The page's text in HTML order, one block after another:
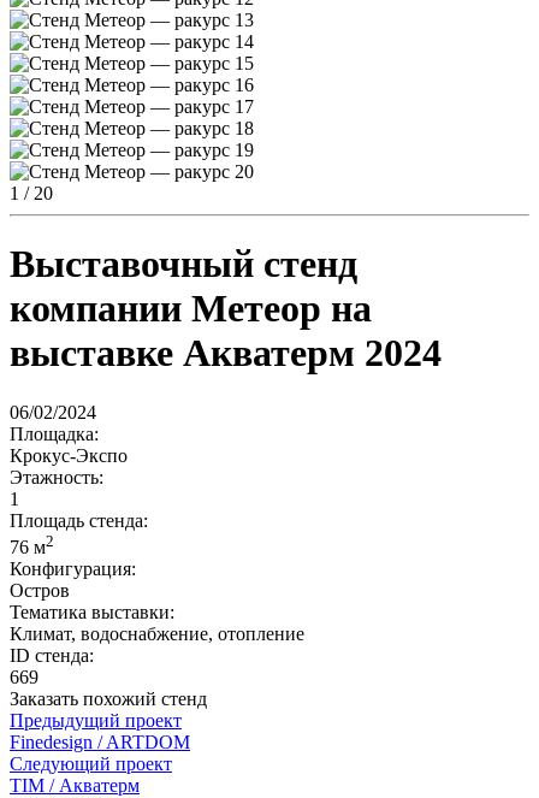
1 / 20
Выставочный стенд
компании Метеор на
выставке Акватерм 2024
06/02/2024
Площадка:
Крокус-Экспо
Этажность:
1
Площадь стенда:
76 м2
Конфигурация:
Остров
Тематика выставки:
Климат, водоснабжение, отопление
ID стенда:
669
Заказать похожий стенд
Предыдущий проект
Finedesign / ARTDOM
Следующий проект
TIM / Акватерм